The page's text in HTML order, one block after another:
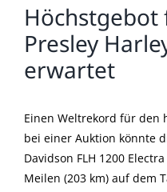
Höchstgebot
Presley
erwartet
Einen Weltrekord für den
bei einer Auktion könnte
Davidson FLH 1200
Meilen (203 km) auf dem